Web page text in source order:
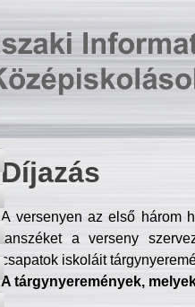
Díjazás
A versenyen az első három
tanszéket a verseny
csapatok iskoláit
A tárgynyeremények,